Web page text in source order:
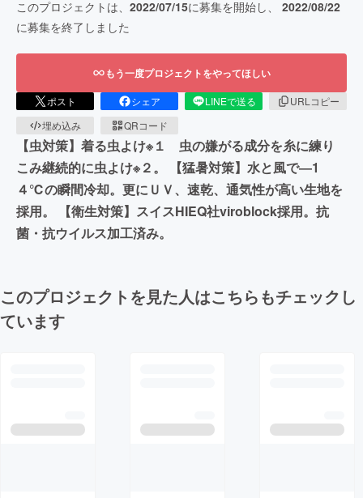
このプロジェクトは、 2022/07/15に募集を開始し、 2022/08/22
に募集を終了しました
もう一度プロジェクトをやってほしい
ポスト シェア LINEで送る
URLコピー
埋め込み
QRコード
【虫対策】着る虫よけ※１ 虫の嫌がる成分を糸に練り
こみ継続的に虫よけ※２。 【猛暑対策】水と風で―1
４℃の瞬間冷却。更にＵＶ、速乾、通気性が高い生地を
採用。 【衛生対策】スイスHIEQ社viroblock採用。抗
菌・抗ウイルス加工済み。
このプロジェクトを見た人はこちらもチェックし
ています